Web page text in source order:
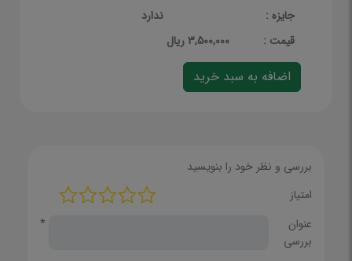
جایزه :
ندارد
قيمت :
3,500,000 ریال
بررسی و نظر خود را بنویسید
امتیاز
عنوان
بررسی
*